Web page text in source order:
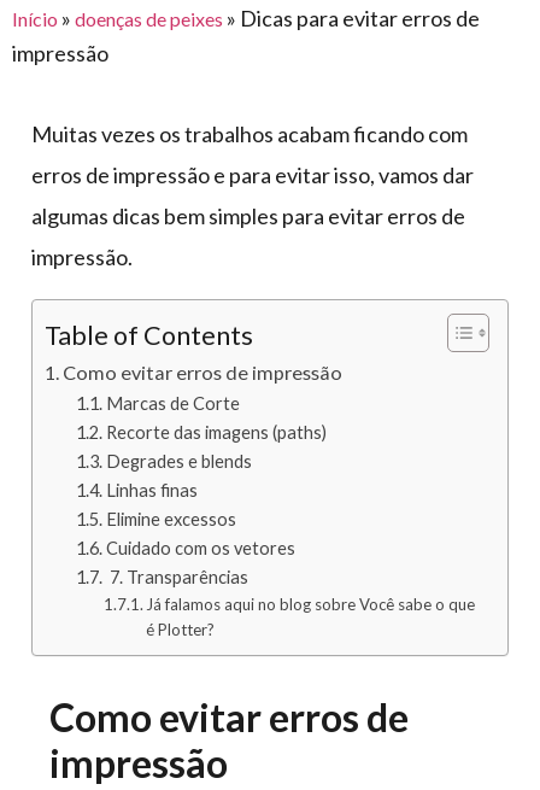
premiações
para
feira
offshore
mercado
epi's
e
lonas
multiúso
e logística
armazenagem
vida
de
caminhoneiro
Início » doenças de peixes » Dicas para evitar erros de
impressão
Muitas vezes os trabalhos acabam ficando com
erros de impressão e para evitar isso, vamos dar
algumas dicas bem simples para evitar erros de
impressão.
Table of Contents
Como evitar erros de impressão
Marcas de Corte
Recorte das imagens (paths)
Degrades e blends
Linhas finas
Elimine excessos
Cuidado com os vetores
7. Transparências
Já falamos aqui no blog sobre Você sabe o que
é Plotter?
Como evitar erros de
impressão